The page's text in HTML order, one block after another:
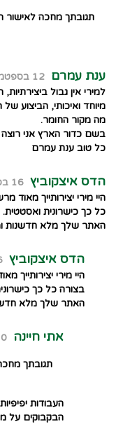
תגובתך מחכה לאישור
ענת עמרם 12 בספטמבר 2013 בשעה 8:46
למירי אין גבול
מיוחד ואיכותי, הביצוע
מה מקור החומר.
בשם כדור הארץ אני
כל טוב ענת עמרם
הדס איצקוביץ 16 בספטמבר 2013 בשעה 13:05
היי מירי יצירותייך
כל כך כישרונית ואסטטית.
האתר שלך מלא חדשנות
הדס איצקוביץ 16
היי מירי יצירותייך
בצורה כל כך
האתר שלך מלא
אתי חיינה 10 בפברואר
תגובתך
העבודות
הבקבוקים על